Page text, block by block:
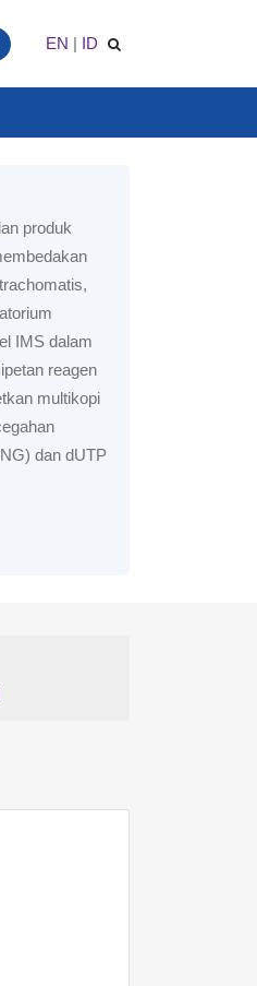
EN | ID
produk
,
IMS dalam
reagen
multikopi
dan dUTP